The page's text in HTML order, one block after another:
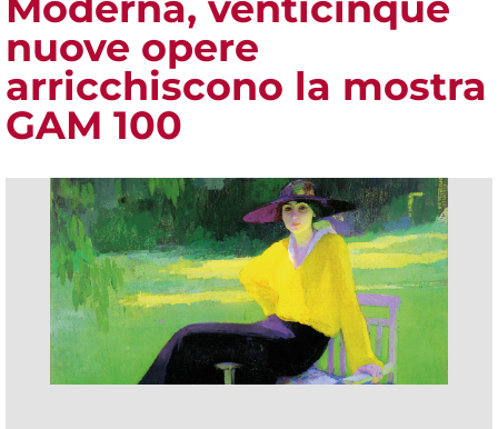
nuove opere
arricchiscono la mostra
GAM 100